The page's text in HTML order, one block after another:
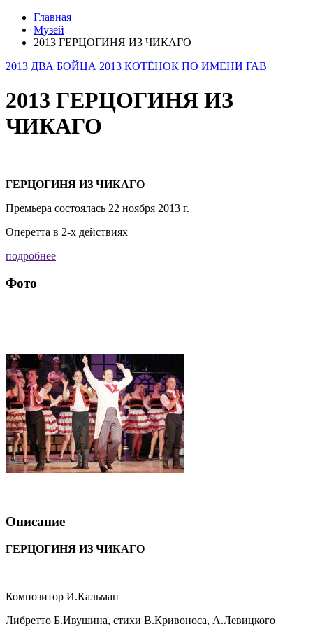
Главная
Музей
2013 ГЕРЦОГИНЯ ИЗ ЧИКАГО
2013 ДВА БОЙЦА 2013 КОТЁНОК ПО ИМЕНИ ГАВ
2013 ГЕРЦОГИНЯ ИЗ
ЧИКАГО
ГЕРЦОГИНЯ ИЗ ЧИКАГО
Премьера состоялась 22 ноября 2013 г.
Оперетта в 2-х действиях
подробнее
Фото
Описание
ГЕРЦОГИНЯ ИЗ ЧИКАГО
Композитор И.Кальман
Либретто Б.Ивушина, стихи В.Кривоноса, А.Левицкого